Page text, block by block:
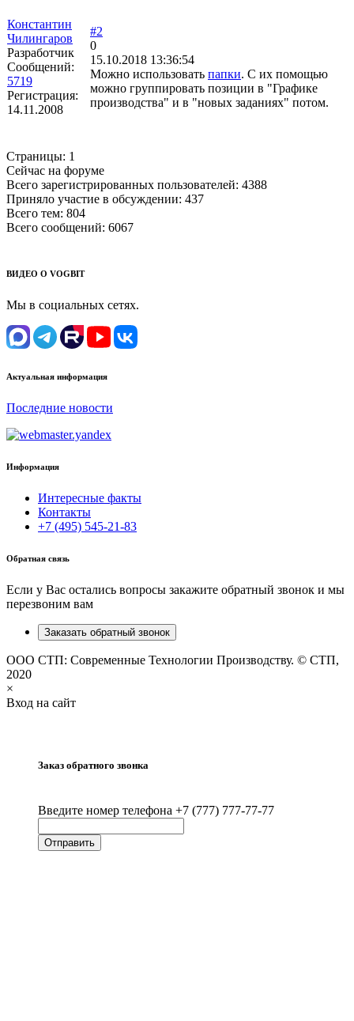
Константин
Чилингаров
Разработчик
Сообщений:
5719
Регистрация:
14.11.2008
#2
0
15.10.2018 13:36:54
Можно использовать папки. С их помощью
можно группировать позиции в "Графике
производства" и в "новых заданиях" потом.
Страницы: 1
Сейчас на форуме
Всего зарегистрированных пользователей: 4388
Приняло участие в обсуждении: 437
Всего тем: 804
Всего сообщений: 6067
ВИДЕО О VOGBIT
Мы в социальных сетях.
Актуальная информация
Последние новости
Информация
Интересные факты
Контакты
+7 (495) 545-21-83
Обратная связь
Если у Вас остались вопросы закажите обратный звонок и мы
перезвоним вам
Заказать обратный звонок
ООО СТП: Современные Технологии Производству. © СТП,
2020
×
Вход на сайт
Заказ обратного звонка
Введите номер телефона +7 (777) 777-77-77
Отправить